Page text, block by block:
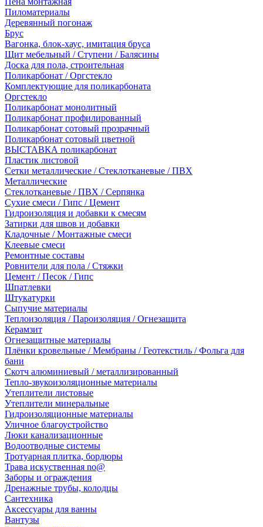
Пиломатериалы
Деревянный погонаж
Брус
Вагонка, блок-хаус, имитация бруса
Щит мебельный / Ступени / Балясины
Доска для пола, строительная
Поликарбонат / Оргстекло
Комплектующие для поликарбоната
Оргстекло
Поликарбонат монолитный
Поликарбонат профилированный
Поликарбонат сотовый прозрачный
Поликарбонат сотовый цветной
ВЫСТАВКА поликарбонат
Пластик листовой
Сетки металлические / Стеклотканевые / ПВХ
Металлические
Стеклотканевые / ПВХ / Серпянка
Сухие смеси / Гипс / Цемент
Гидроизоляция и добавки к смесям
Затирки для швов и добавки
Кладочные / Монтажные смеси
Клеевые смеси
Ремонтные составы
Ровнители для пола / Стяжки
Цемент / Песок / Гипс
Шпатлевки
Штукатурки
Сыпучие материалы
Теплоизоляция / Пароизоляция / Огнезащита
Керамзит
Огнезащитные материалы
Плёнки кровельные / Мембраны / Геотекстиль / Фольга для
бани
Скотч алюминиевый / металлизированный
Тепло-звукоизоляционные материалы
Утеплители листовые
Утеплители минеральные
Гидроизоляционные материалы
Уличное благоустройство
Люки канализационные
Водоотводные системы
Тротуарная плитка, бордюры
Трава искуственная no@
Заборы и ограждения
Дренажные трубы, колодцы
Сантехника
Аксессуары для ванны
Вантузы